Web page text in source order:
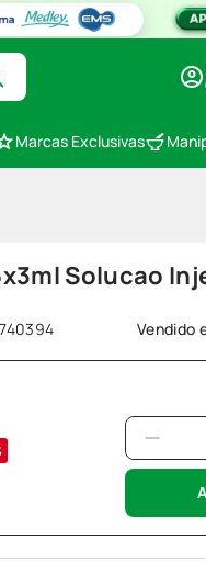
Marcas Exclusivas
Solucao
740394 Vendido